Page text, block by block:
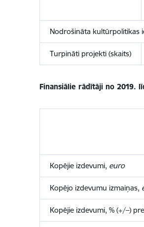
Nodrošināta kultūrpolitikas
Turpināti projekti (skaits)
Finansiālie rādītāji no 2019.
Kopējie izdevumi, euro
Kopējo izdevumu izmaiņas,
Kopējie izdevumi, % (+/–)